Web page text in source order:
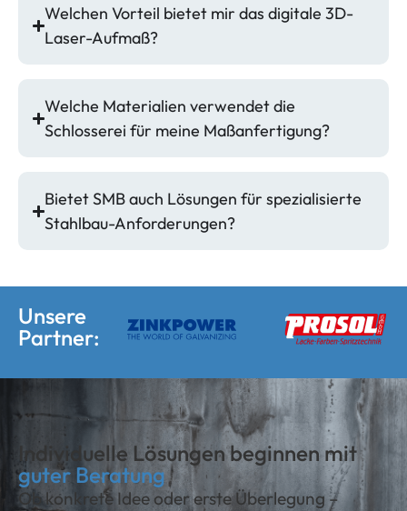
Welchen Vorteil bietet mir das digitale 3D-
Laser-Aufmaß?
Welche Materialien verwendet die
Schlosserei für meine Maßanfertigung?
Bietet SMB auch Lösungen für spezialisierte
Stahlbau-Anforderungen?
Unsere
Partner:
Individuelle Lösungen beginnen mit
guter Beratung
Ob konkrete Idee oder erste Überlegung –